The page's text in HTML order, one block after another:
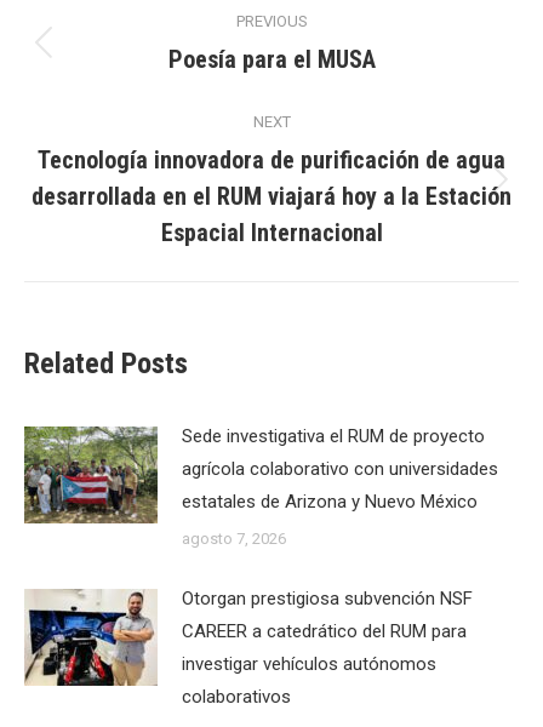
navigation
PREVIOUS
Previous
Poesía para el MUSA
NEXT
Next
post:
Tecnología innovadora de purificación de agua
desarrollada en el RUM viajará hoy a la Estación
Espacial Internacional
Related Posts
Sede investigativa el RUM de proyecto
agrícola colaborativo con universidades
estatales de Arizona y Nuevo México
agosto 7, 2026
Otorgan prestigiosa subvención NSF
CAREER a catedrático del RUM para
investigar vehículos autónomos
colaborativos